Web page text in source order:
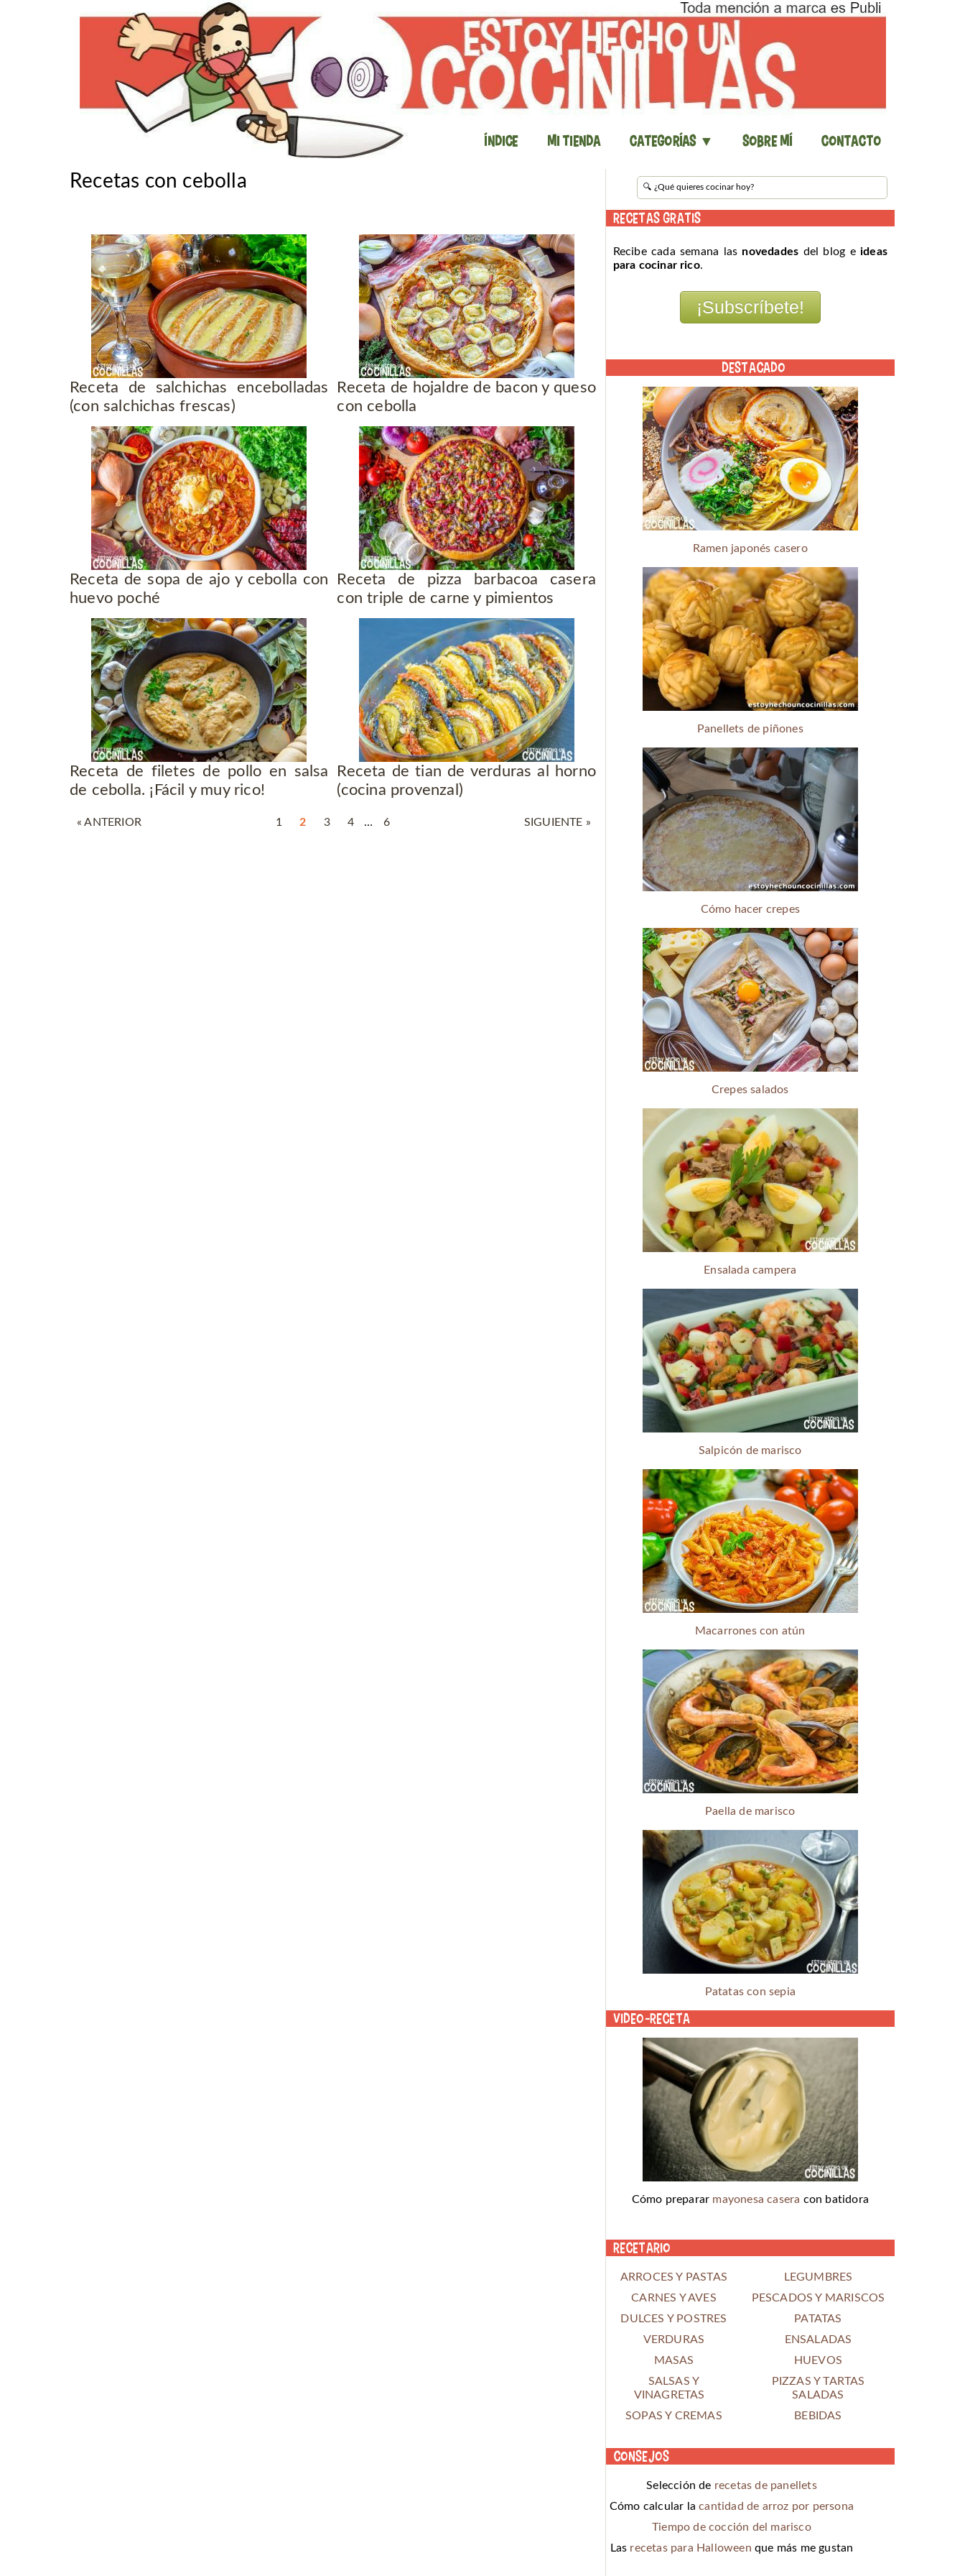
Índice Mi Tienda Categorías ▼ Sobre mí Contacto
Recetas con cebolla
Receta de salchichas encebolladas
(con salchichas frescas)
Receta de hojaldre de bacon y queso
con cebolla
Receta de sopa de ajo y cebolla con
huevo poché
Receta de pizza barbacoa casera
con triple de carne y pimientos
Receta de filetes de pollo en salsa
de cebolla. ¡Fácil y muy rico!
Receta de tian de verduras al horno
(cocina provenzal)
« ANTERIOR 1 2 3 4 … 6 SIGUIENTE »
RECETAS GRATIS
Recibe cada semana las novedades del blog e ideas
para cocinar rico.
DESTACADO
Ramen japonés casero
Panellets de piñones
Cómo hacer crepes
Crepes salados
Ensalada campera
Salpicón de marisco
Macarrones con atún
Paella de marisco
Patatas con sepia
Video-receta
Cómo preparar mayonesa casera con batidora
Recetario
ARROCES Y PASTAS
LEGUMBRES
CARNES Y AVES
PESCADOS Y MARISCOS
DULCES Y POSTRES
PATATAS
VERDURAS
ENSALADAS
MASAS
HUEVOS
SALSAS Y
VINAGRETAS
PIZZAS Y TARTAS
SALADAS
SOPAS Y CREMAS
BEBIDAS
Consejos
Selección de recetas de panellets
Cómo calcular lacantidad de arroz por persona
Tiempo de cocción del marisco
Las recetas para Halloween que más me gustan